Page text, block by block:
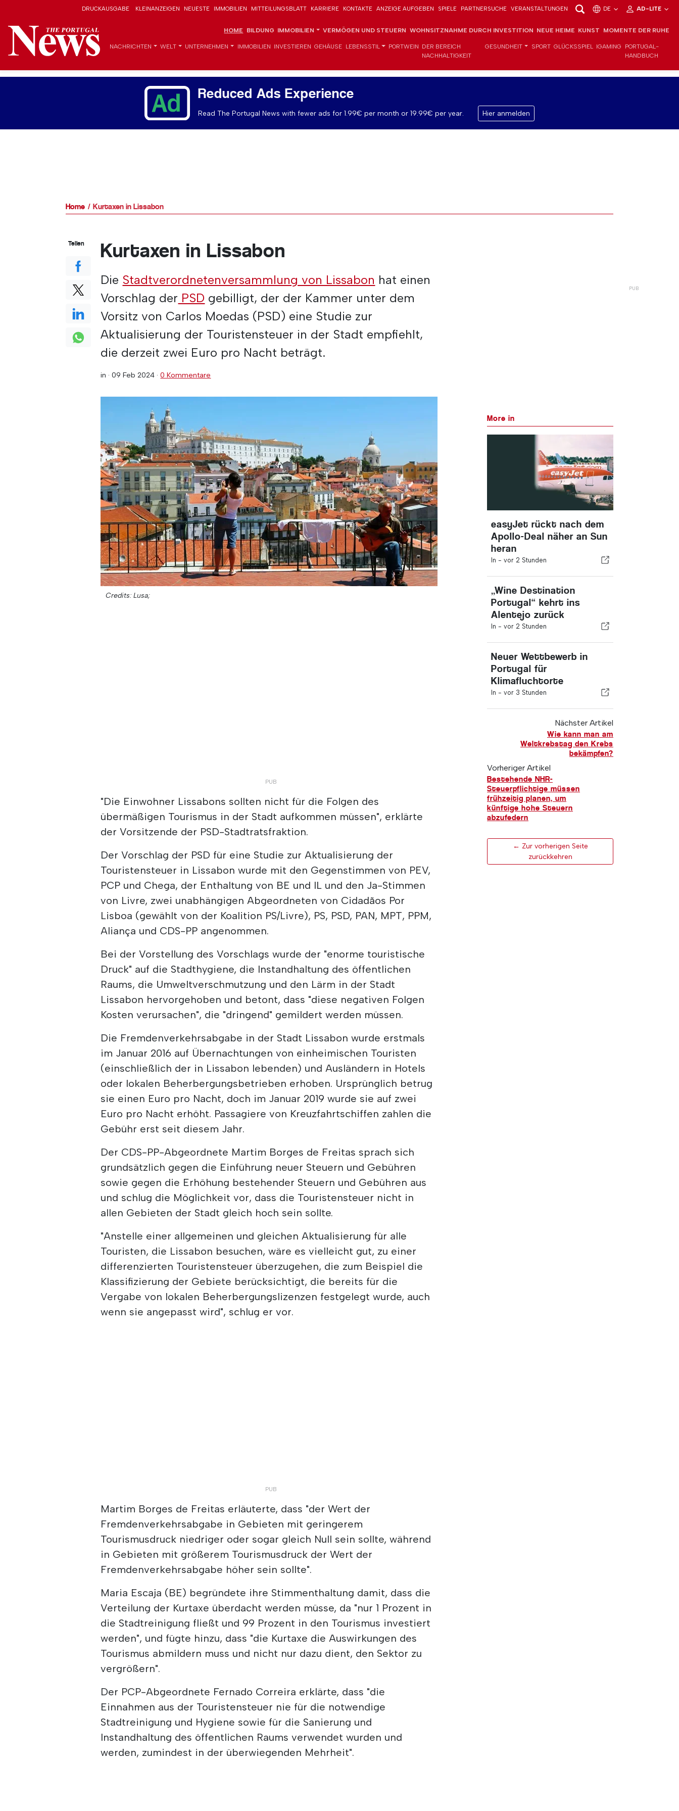
DRUCKAUSGABE KLEINANZEIGEN NEUESTE IMMOBILIEN MITTEILUNGSBLATT KARRIERE KONTAKTE ANZEIGE AUFGEBEN SPIELE PARTNERSUCHE VERANSTALTUNGEN DE AD-LITE
HOME BILDUNG IMMOBILIEN VERMÖGEN UND STEUERN WOHNSITZNAHME DURCH INVESTITION NEUE HEIME KUNST MOMENTE DER RUHE
NACHRICHTEN WELT UNTERNEHMEN IMMOBILIEN INVESTIEREN GEHÄUSE LEBENSSTIL PORTWEIN DER BEREICH
NACHHALTIGKEIT
GESUNDHEIT SPORT GLÜCKSSPIEL IGAMING
PORTUGAL-
HANDBUCH
Reduced Ads Experience
Read The Portugal News with fewer ads for 1.99€ per month or 19.99€ per year. Hier anmelden
Home Kurtaxen in Lissabon
Kurtaxen in Lissabon
Die Stadtverordnetenversammlung von Lissabon hat einen
Vorschlag der PSD gebilligt, der der Kammer unter dem
Vorsitz von Carlos Moedas (PSD) eine Studie zur
Aktualisierung der Touristensteuer in der Stadt empfiehlt,
die derzeit zwei Euro pro Nacht beträgt.
in ·09 Feb 2024 ·0 Kommentare
Credits: Lusa;
"Die Einwohner Lissabons sollten nicht für die Folgen des
übermäßigen Tourismus in der Stadt aufkommen müssen", erklärte
der Vorsitzende der PSD-Stadtratsfraktion.
Der Vorschlag der PSD für eine Studie zur Aktualisierung der
Touristensteuer in Lissabon wurde mit den Gegenstimmen von PEV,
PCP und Chega, der Enthaltung von BE und IL und den Ja-Stimmen
von Livre, zwei unabhängigen Abgeordneten von Cidadãos Por
Lisboa (gewählt von der Koalition PS/Livre), PS, PSD, PAN, MPT, PPM,
Aliança und CDS-PP angenommen.
Bei der Vorstellung des Vorschlags wurde der "enorme touristische
Druck" auf die Stadthygiene, die Instandhaltung des öffentlichen
Raums, die Umweltverschmutzung und den Lärm in der Stadt
Lissabon hervorgehoben und betont, dass "diese negativen Folgen
Kosten verursachen", die "dringend" gemildert werden müssen.
Die Fremdenverkehrsabgabe in der Stadt Lissabon wurde erstmals
im Januar 2016 auf Übernachtungen von einheimischen Touristen
(einschließlich der in Lissabon lebenden) und Ausländern in Hotels
oder lokalen Beherbergungsbetrieben erhoben. Ursprünglich betrug
sie einen Euro pro Nacht, doch im Januar 2019 wurde sie auf zwei
Euro pro Nacht erhöht. Passagiere von Kreuzfahrtschiffen zahlen die
Gebühr erst seit diesem Jahr.
Der CDS-PP-Abgeordnete Martim Borges de Freitas sprach sich
grundsätzlich gegen die Einführung neuer Steuern und Gebühren
sowie gegen die Erhöhung bestehender Steuern und Gebühren aus
und schlug die Möglichkeit vor, dass die Touristensteuer nicht in
allen Gebieten der Stadt gleich hoch sein sollte.
"Anstelle einer allgemeinen und gleichen Aktualisierung für alle
Touristen, die Lissabon besuchen, wäre es vielleicht gut, zu einer
differenzierten Touristensteuer überzugehen, die zum Beispiel die
Klassifizierung der Gebiete berücksichtigt, die bereits für die
Vergabe von lokalen Beherbergungslizenzen festgelegt wurde, auch
wenn sie angepasst wird", schlug er vor.
Martim Borges de Freitas erläuterte, dass "der Wert der
Fremdenverkehrsabgabe in Gebieten mit geringerem
Tourismusdruck niedriger oder sogar gleich Null sein sollte, während
in Gebieten mit größerem Tourismusdruck der Wert der
Fremdenverkehrsabgabe höher sein sollte".
Maria Escaja (BE) begründete ihre Stimmenthaltung damit, dass die
Verteilung der Kurtaxe überdacht werden müsse, da "nur 1 Prozent in
die Stadtreinigung fließt und 99 Prozent in den Tourismus investiert
werden", und fügte hinzu, dass "die Kurtaxe die Auswirkungen des
Tourismus abmildern muss und nicht nur dazu dient, den Sektor zu
vergrößern".
Der PCP-Abgeordnete Fernado Correira erklärte, dass "die
Einnahmen aus der Touristensteuer nie für die notwendige
Stadtreinigung und Hygiene sowie für die Sanierung und
Instandhaltung des öffentlichen Raums verwendet wurden und
werden, zumindest in der überwiegenden Mehrheit".
Teilen
More in
easyJet rückt nach dem
Apollo-Deal näher an Sun
heran
In - vor 2 Stunden
„Wine Destination
Portugal“ kehrt ins
Alentejo zurück
In - vor 2 Stunden
Neuer Wettbewerb in
Portugal für
Klimafluchtorte
In - vor 3 Stunden
Nächster Artikel
Wie kann man am
Weltkrebstag den Krebs
bekämpfen?
Vorheriger Artikel
Bestehende NHR-
Steuerpflichtige müssen
frühzeitig planen, um
künftige hohe Steuern
abzufedern
← Zur vorherigen Seite
zurückkehren